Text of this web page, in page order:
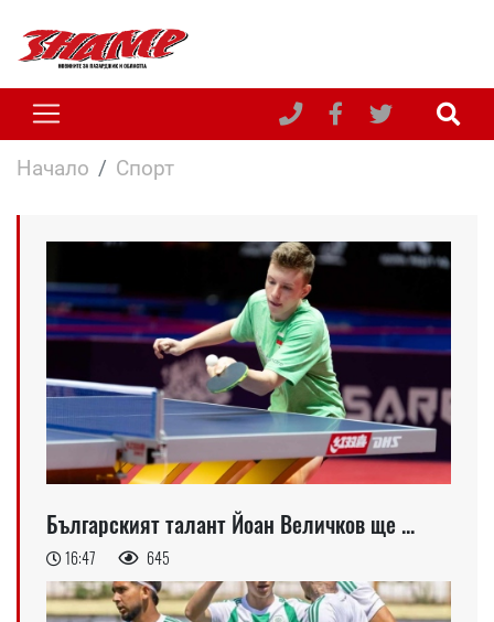
Начало Спорт
Българският талант Йоан Величков ще ...
16:47 645